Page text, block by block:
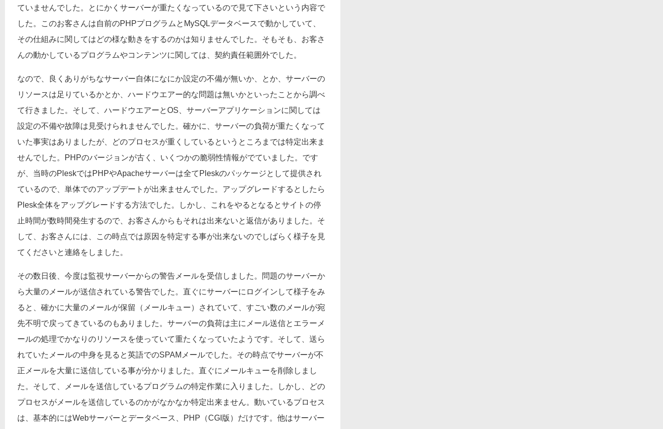
ていませんでした。とにかくサーバーが重たくなっているので見て下さいという内容で
した。このお客さんは自前のPHPプログラムとMySQLデータベースで動かしていて、
その仕組みに関してはどの様な動きをするのかは知りませんでした。そもそも、お客さ
んの動かしているプログラムやコンテンツに関しては、契約責任範囲外でした。
なので、良くありがちなサーバー自体になにか設定の不備が無いか、とか、サーバーの
リソースは足りているかとか、ハードウエアー的な問題は無いかといったことから調べ
て行きました。そして、ハードウエアーとOS、サーバーアプリケーションに関しては
設定の不備や故障は見受けられませんでした。確かに、サーバーの負荷が重たくなって
いた事実はありましたが、どのプロセスが重くしているというところまでは特定出来ま
せんでした。PHPのバージョンが古く、いくつかの脆弱性情報がでていました。です
が、当時のPleskではPHPやApacheサーバーは全てPleskのパッケージとして提供され
ているので、単体でのアップデートが出来ませんでした。アップグレードするとしたら
Plesk全体をアップグレードする方法でした。しかし、これをやるとなるとサイトの停
止時間が数時間発生するので、お客さんからもそれは出来ないと返信がありました。そ
して、お客さんには、この時点では原因を特定する事が出来ないのでしばらく様子を見
てくださいと連絡をしました。
その数日後、今度は監視サーバーからの警告メールを受信しました。問題のサーバーか
ら大量のメールが送信されている警告でした。直ぐにサーバーにログインして様子をみ
ると、確かに大量のメールが保留（メールキュー）されていて、すごい数のメールが宛
先不明で戻ってきているのもありました。サーバーの負荷は主にメール送信とエラーメ
ールの処理でかなりのリソースを使っていて重たくなっていたようです。そして、送ら
れていたメールの中身を見ると英語でのSPAMメールでした。その時点でサーバーが不
正メールを大量に送信している事が分かりました。直ぐにメールキューを削除しまし
た。そして、メールを送信しているプログラムの特定作業に入りました。しかし、どの
プロセスがメールを送信しているのかがなかなか特定出来ません。動いているプロセス
は、基本的にはWebサーバーとデータベース、PHP（CGI版）だけです。他はサーバー